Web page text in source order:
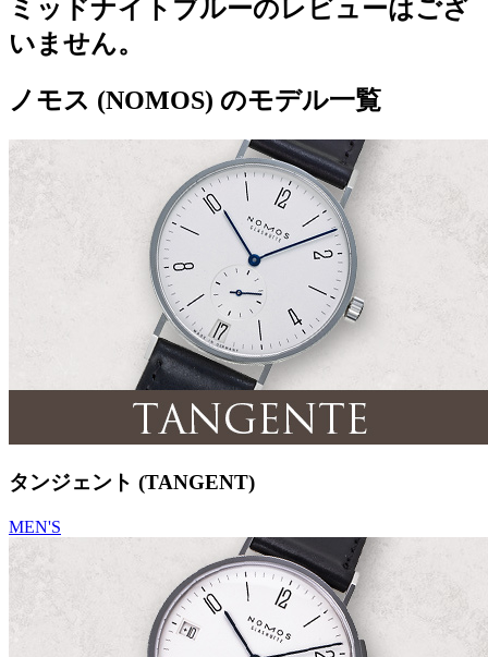
ミッドナイトブルーのレビューはござ
いません。
ノモス (NOMOS) のモデル一覧
タンジェント (TANGENT)
MEN'S